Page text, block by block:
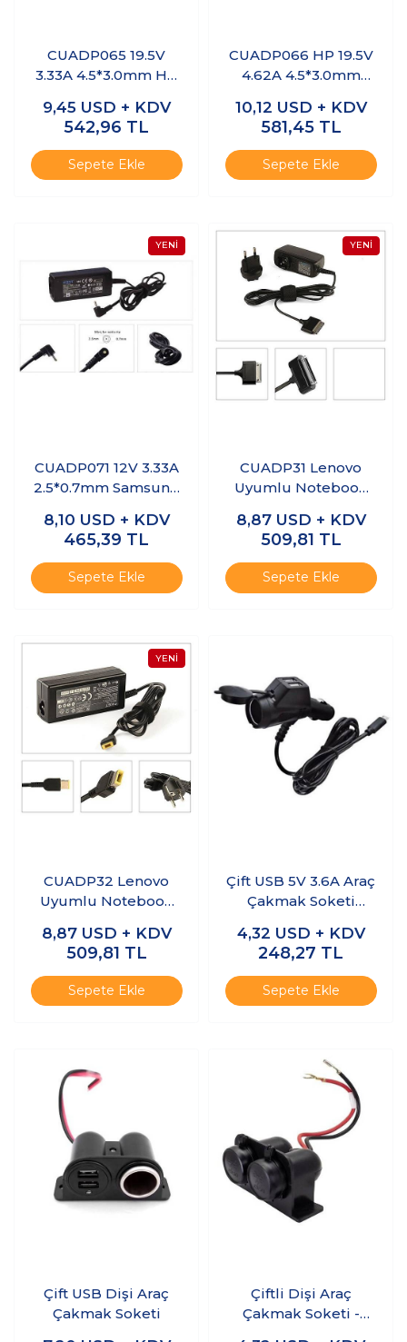
CUADP065 19.5V
3.33A 4.5*3.0mm HP
9,45 USD + KDV
542,96 TL
Sepete Ekle
CUADP066 HP 19.5V
4.62A 4.5*3.0mm
Adaptör
10,12 USD + KDV
581,45 TL
Sepete Ekle
CUADP071 12V 3.33A
2.5*0.7mm Samsung
8,10 USD + KDV
465,39 TL
Sepete Ekle
CUADP31 Lenovo
Uyumlu Notebook
USB Tip
8,87 USD + KDV
509,81 TL
Sepete Ekle
CUADP32 Lenovo
Uyumlu Notebook
USB Tip
8,87 USD + KDV
509,81 TL
Sepete Ekle
Çift USB 5V 3.6A Araç
Çakmak Soketi
1.5m Kablolu
4,32 USD + KDV
248,27 TL
Sepete Ekle
Çift USB Dişi Araç
Çakmak Soketi
Çiftli Dişi Araç
Çakmak Soketi -